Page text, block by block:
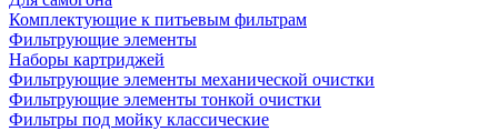
Комплектующие к питьевым фильтрам
Фильтрующие элементы
Наборы картриджей
Фильтрующие элементы механической очистки
Фильтрующие элементы тонкой очистки
Фильтры под мойку классические